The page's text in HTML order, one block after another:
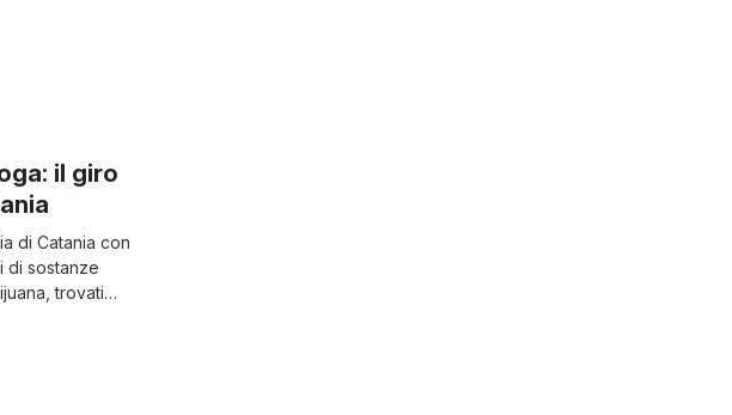
il terzetto
il giro
di Catania con
di sostanze
trovati
Con l’uomo